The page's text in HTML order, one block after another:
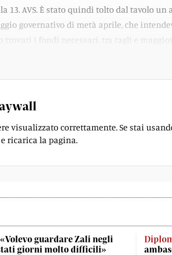
13. AVS. È stato quindi tolto dal tavolo un
governativo di metà aprile, che
trovati i fondi necessari, tra tagli e
visualizzato correttamente. Se stai
ricarica la pagina.
«Volevo guardare Zali negli
giorni molto difficili»